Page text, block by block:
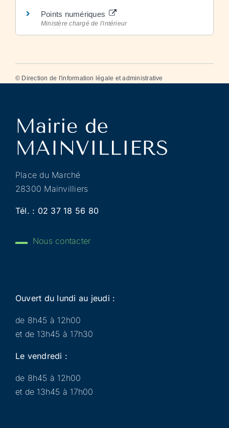
Points numériques
Ministère chargé de l'intérieur
© Direction de l'information légale et administrative
Place du Marché
28300 Mainvilliers
Tél. : 02 37 18 56 80
Nous contacter
Ouvert du lundi au jeudi :
de 8h45 à 12h00
et de 13h45 à 17h30
Le vendredi :
de 8h45 à 12h00
et de 13h45 à 17h00